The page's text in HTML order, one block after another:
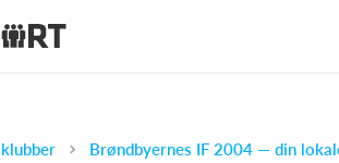
Brøndbyernes IF 2004 — din